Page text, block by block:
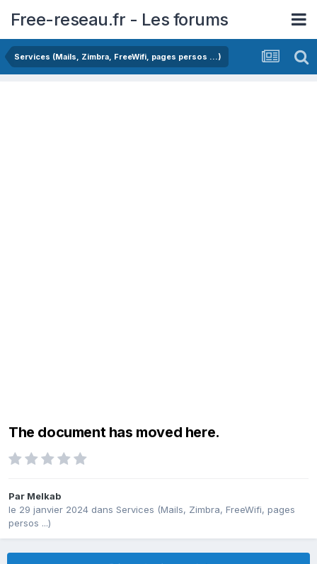
Free-reseau.fr - Les forums
Services (Mails, Zimbra, FreeWifi, pages persos ...)
The document has moved here.
Par Melkab
le 29 janvier 2024 dans Services (Mails, Zimbra, FreeWifi, pages
persos ...)